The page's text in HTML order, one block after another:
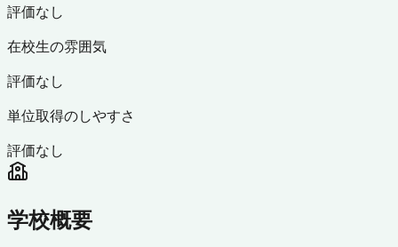
評価なし
在校生の雰囲気
評価なし
単位取得のしやすさ
評価なし
学校概要